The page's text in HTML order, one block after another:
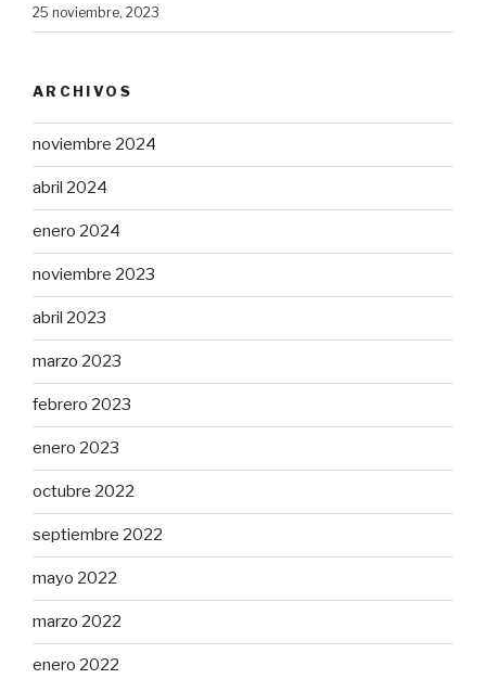
25 noviembre, 2023
ARCHIVOS
noviembre 2024
abril 2024
enero 2024
noviembre 2023
abril 2023
marzo 2023
febrero 2023
enero 2023
octubre 2022
septiembre 2022
mayo 2022
marzo 2022
enero 2022